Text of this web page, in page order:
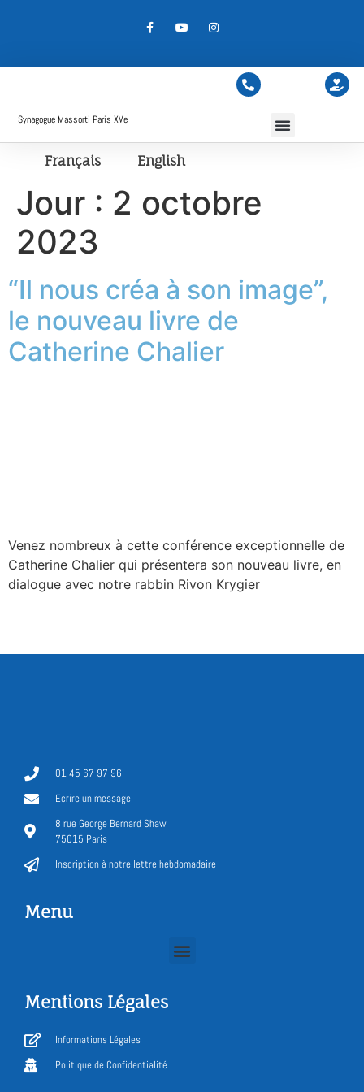
Synagogue Massorti Paris XVe
Français English
Jour : 2 octobre
2023
“Il nous créa à son image”,
le nouveau livre de
Catherine Chalier
Venez nombreux à cette conférence exceptionnelle de
Catherine Chalier qui présentera son nouveau livre, en
dialogue avec notre rabbin Rivon Krygier
01 45 67 97 96
Ecrire un message
8 rue George Bernard Shaw
75015 Paris
Inscription à notre lettre hebdomadaire
Menu
Mentions Légales
Informations Légales
Politique de Confidentialité